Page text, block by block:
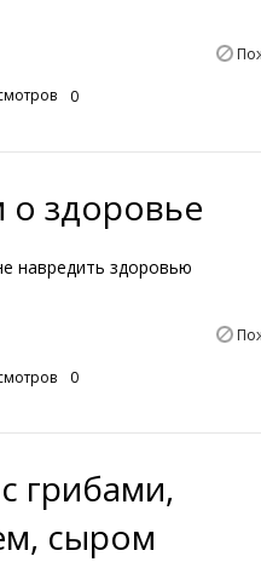
0
о здоровье
навредить здоровью
0
грибами,
сыром